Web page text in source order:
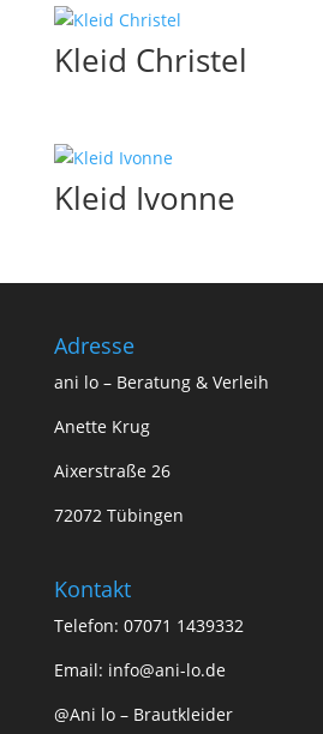
Kleid Christel
Kleid Ivonne
Adresse
ani lo – Beratung & Verleih
Anette Krug
Aixerstraße 26
72072 Tübingen
Kontakt
Telefon: 07071 1439332
Email: info@ani-lo.de
@Ani lo – Brautkleider